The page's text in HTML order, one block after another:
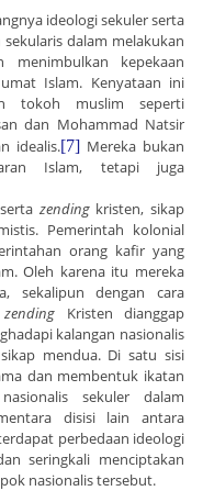
ideologi sekuler serta
dalam melakukan
kepekaan
Islam. Kenyataan ini
tokoh muslim seperti
dan Mohammad Natsir
idealis.[7] Mereka bukan
Islam, tetapi juga
zendingkristen, sikap
Pemerintah kolonial
orang kafir yang
Oleh karena itu mereka
sekalipun dengan cara
zending Kristen dianggap
kalangan nasionalis
mendua. Di satu sisi
dan membentuk ikatan
sekuler dalam
disisi lain antara
perbedaan ideologi
seringkali menciptakan
nasionalis tersebut.